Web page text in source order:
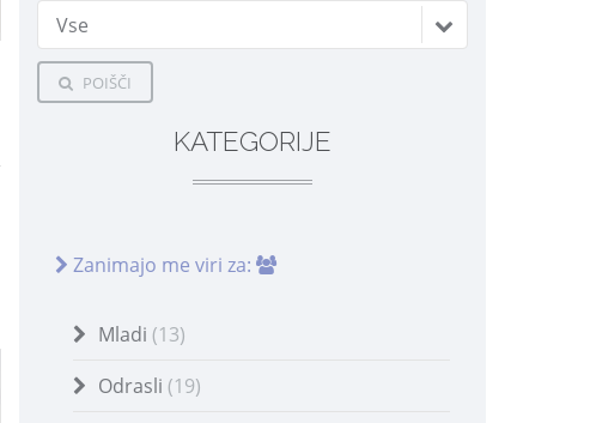
Vse
POIŠČI
KATEGORIJE
Zanimajo me viri za:
Mladi (13)
Odrasli (19)